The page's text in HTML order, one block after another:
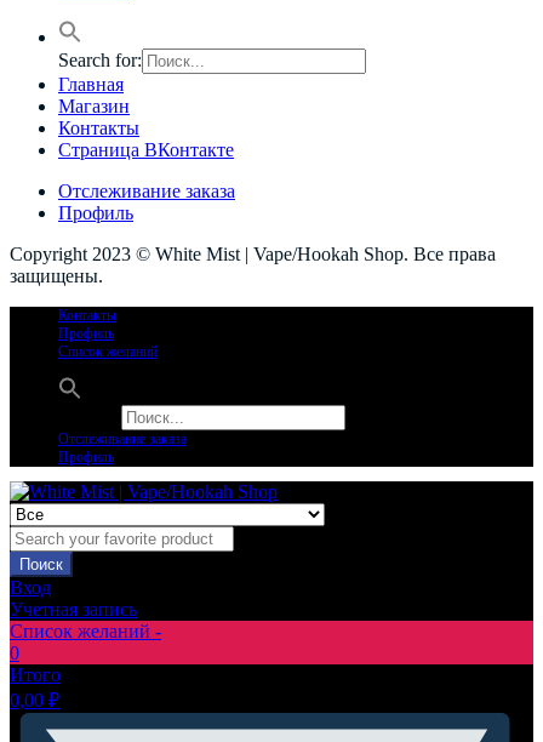
Search for:
Главная
Магазин
Контакты
Страница ВКонтакте
Отслеживание заказа
Профиль
Copyright 2023 © White Mist | Vape/Hookah Shop. Все права
защищены.
Контакты
Профиль
Список желаний
Отслеживание заказа
Профиль
Поиск
Вход
Учетная запись
Список желаний -
0
Итого
0,00 ₽